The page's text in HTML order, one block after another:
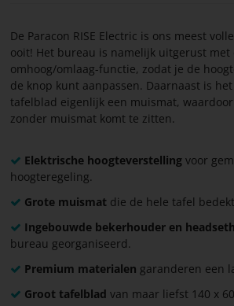
PARACON
De Paracon RISE Electric is ons meest
ooit! Het bureau is namelijk uitgerust met
omhoog/omlaag-functie, zodat je de
de knop kunt aanpassen. Daarnaast is
tafelblad eigenlijk een muismat,
zonder muismat komt te zitten.
Elektrische hoogteverstellingvoor
hoogteregeling.
Grote muismatdie de hele tafel
Ingebouwde bekerhouder en
bureau georganiseerd.
Premium materialen garanderen een
Groot tafelblad van maar liefst 140 x